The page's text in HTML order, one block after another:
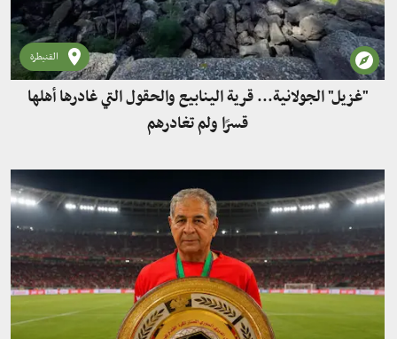
القنيطرة
"غزيل" الجولانية... قرية الينابيع والحقول التي غادرها أهلها
قسرًا ولم تغادرهم